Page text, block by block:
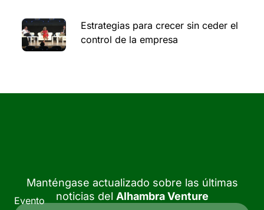
Estrategias para crecer sin ceder el
control de la empresa
Evento
Manténgase actualizado sobre las últimas
noticias del Alhambra Venture